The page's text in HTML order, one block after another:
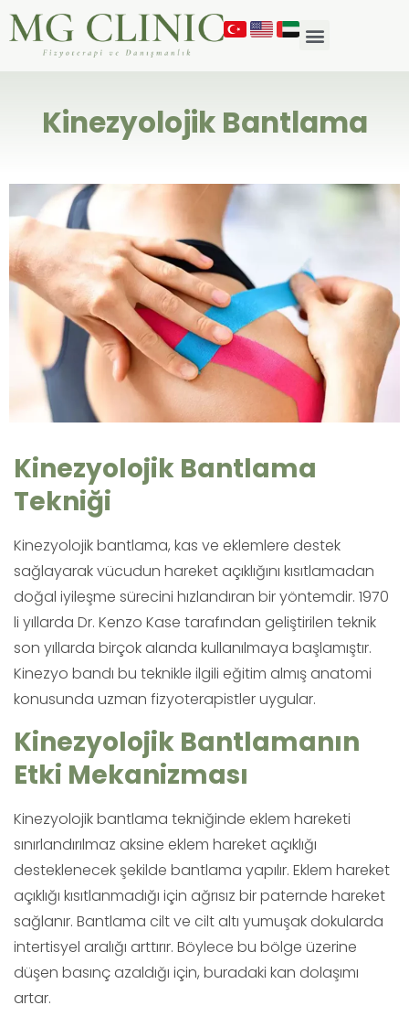
Kinezyolojik Bantlama
Kinezyolojik Bantlama
Tekniği
Kinezyolojik bantlama, kas ve eklemlere destek
sağlayarak vücudun hareket açıklığını kısıtlamadan
doğal iyileşme sürecini hızlandıran bir yöntemdir. 1970
li yıllarda Dr. Kenzo Kase tarafından geliştirilen teknik
son yıllarda birçok alanda kullanılmaya başlamıştır.
Kinezyo bandı bu teknikle ilgili eğitim almış anatomi
konusunda uzman fizyoterapistler uygular.
Kinezyolojik Bantlamanın
Etki Mekanizması
Kinezyolojik bantlama tekniğinde eklem hareketi
sınırlandırılmaz aksine eklem hareket açıklığı
desteklenecek şekilde bantlama yapılır. Eklem hareket
açıklığı kısıtlanmadığı için ağrısız bir paternde hareket
sağlanır. Bantlama cilt ve cilt altı yumuşak dokularda
intertisyel aralığı arttırır. Böylece bu bölge üzerine
düşen basınç azaldığı için, buradaki kan dolaşımı
artar.